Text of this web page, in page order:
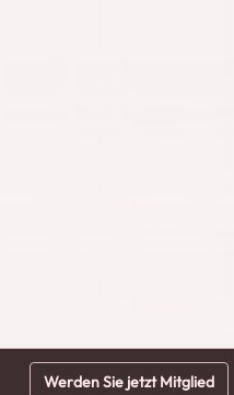
Werden Sie jetzt Mitglied